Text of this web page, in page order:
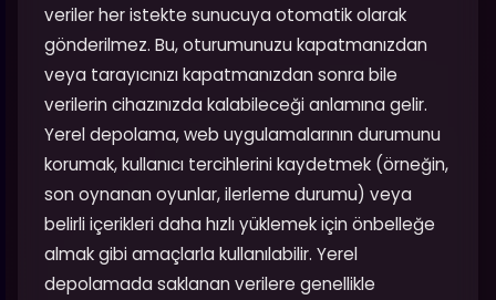
veriler her istekte sunucuya otomatik olarak
gönderilmez. Bu, oturumunuzu kapatmanızdan
veya tarayıcınızı kapatmanızdan sonra bile
verilerin cihazınızda kalabileceği anlamına gelir.
Yerel depolama, web uygulamalarının durumunu
korumak, kullanıcı tercihlerini kaydetmek (örneğin,
son oynanan oyunlar, ilerleme durumu) veya
belirli içerikleri daha hızlı yüklemek için önbelleğe
almak gibi amaçlarla kullanılabilir. Yerel
depolamada saklanan verilere genellikle